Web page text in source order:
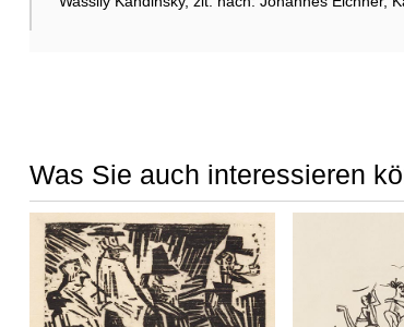
Was Sie auch interessieren